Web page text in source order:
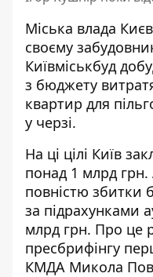
Міська влада
своєму
Київміськбуд
з бюджету
квартир для
у черзі.
На ці цілі Київ
понад 1 млрд
повністю збитки
за підрахунками
млрд грн. Про це
пресбрифінгу
КМДА Микола